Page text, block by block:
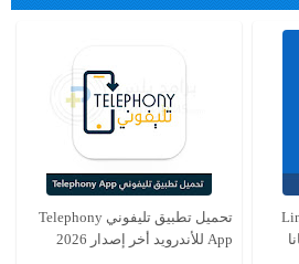
تحميل تطبيق تليفوني Telephony
App للأندرويد أخر إصدار 2026